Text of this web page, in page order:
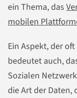
ein Thema, das
mobilen
Ein Aspekt, der
bedeutet auch,
Sozialen
die Art der Daten,